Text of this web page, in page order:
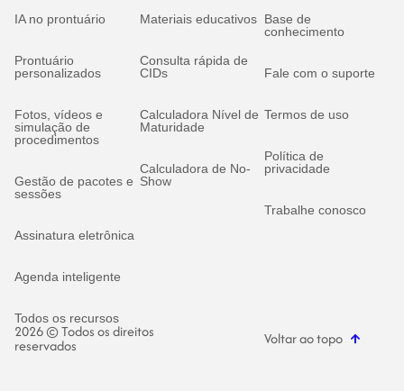
IA no prontuário
Prontuário
personalizados
Fotos, vídeos e
simulação de
procedimentos
Gestão de pacotes e
sessões
Assinatura eletrônica
Agenda inteligente
Todos os recursos
Materiais educativos
Consulta rápida de
CIDs
Calculadora Nível de
Maturidade
Calculadora de No-
Show
Base de
conhecimento
Fale com o suporte
Termos de uso
Política de
privacidade
Trabalhe conosco
2026 © Todos os direitos
reservados Voltar ao topo